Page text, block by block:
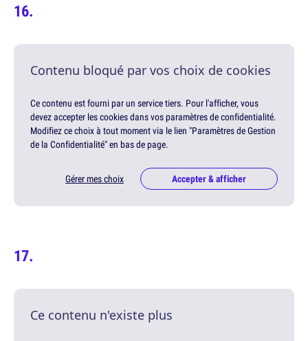
Contenu bloqué par vos choix de cookies
Ce contenu est fourni par un service tiers. Pour l'afficher, vous
devez accepter les cookies dans vos paramètres de confidentialité.
Modifiez ce choix à tout moment via le lien "Paramètres de Gestion
de la Confidentialité" en bas de page.
Gérer mes choix Accepter & afficher
Ce contenu n'existe plus